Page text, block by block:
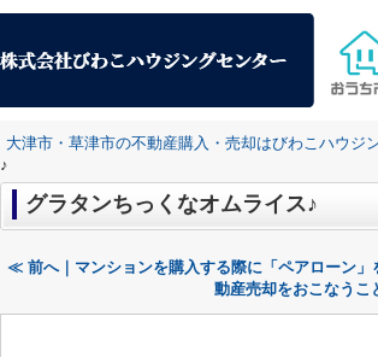
大津市・草津市の不動産購入・売却はびわこハウジ
♪
グラタンちっくなオムライス♪
≪ 前へ｜マンションを購入する際に「ペアローン」
動産売却をおこなう